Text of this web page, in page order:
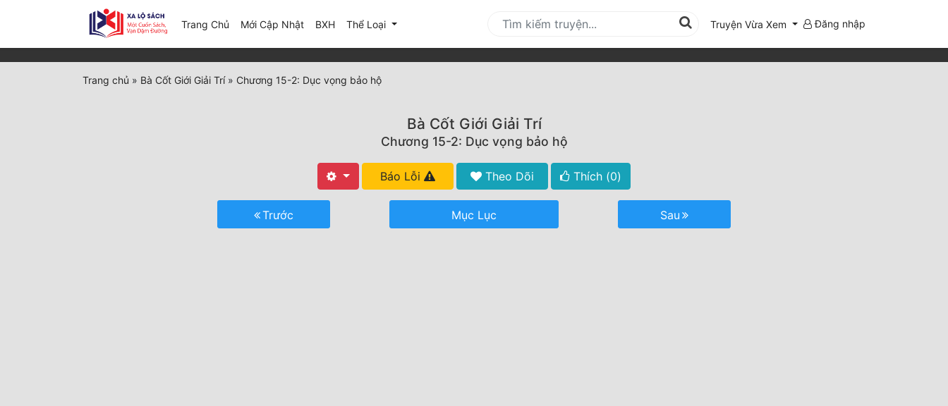
Trang Chủ Mới Cập Nhật(current)
BXH Thể Loại Truyện Vừa Xem Đăng nhập
Trang chủ » Bà Cốt Giới Giải Trí» Chương 15-2: Dục vọng bảo hộ
Bà Cốt Giới Giải Trí
Chương 15-2: Dục vọng bảo hộ
Báo Lỗi Theo Dõi Thích (0)
Trước Mục Lục Sau